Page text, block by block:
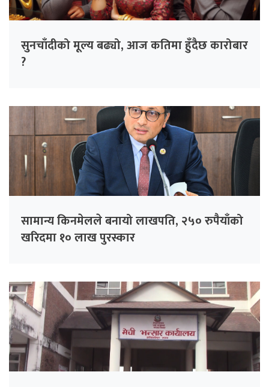
सुनचाँदीको मूल्य बढ्यो, आज कतिमा हुँदैछ कारोबार
?
सामान्य किनमेलले बनायो लाखपति, २५० रुपैयाँको
खरिदमा १० लाख पुरस्कार